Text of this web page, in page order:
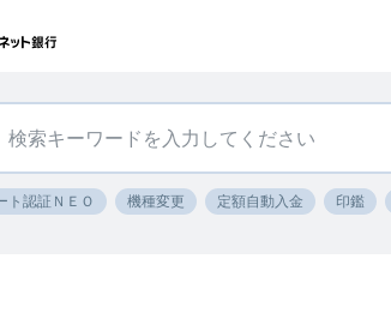
ト認証ＮＥＯ 機種変更 定額自動入金 印鑑